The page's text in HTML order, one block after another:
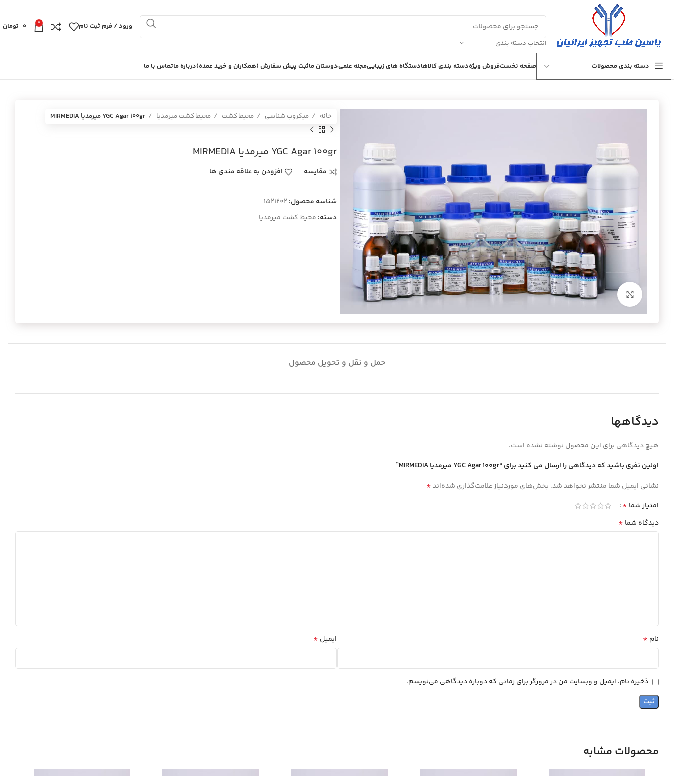
انتخاب دسته بندی
ورود / فرم ثبت نام 0
0 تومان
دسته بندی محصولات صفحه نخستفروش ویژهدسته بندی کالاهادستگاه های زیباییمجله علمیدوستان ماثبت پیش سفارش (همکاران و خرید عمده)درباره ماتماس با ما
برای بزرگنمایی کلیک کنید
خانه میکروب شناسی محیط کشت محیط کشت میرمدیا YGC Agar 100gr ميرمديا MIRMEDIA
YGC Agar 100gr ميرمديا MIRMEDIA
مقایسه افزودن به علاقه مندی ها
شناسه محصول: 1521202
دسته: محیط کشت میرمدیا
حمل و نقل و تحویل محصول
دیدگاهها
هیچ دیدگاهی برای این محصول نوشته نشده است.
اولین نفری باشید که دیدگاهی را ارسال می کنید برای “YGC Agar 100gr ميرمديا MIRMEDIA”
نشانی ایمیل شما منتشر نخواهد شد. بخش‌های موردنیاز علامت‌گذاری شده‌اند*
امتیاز شما *
دیدگاه شما *
نام * ایمیل *
ذخیره نام، ایمیل و وبسایت من در مرورگر برای زمانی که دوباره دیدگاهی می‌نویسم.
محصولات مشابه